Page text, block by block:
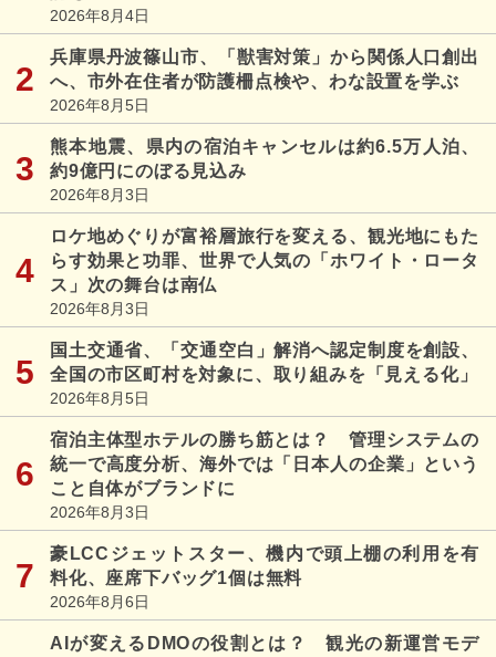
2026年8月4日
兵庫県丹波篠山市、「獣害対策」から関係人口創出
へ、市外在住者が防護柵点検や、わな設置を学ぶ
2026年8月5日
熊本地震、県内の宿泊キャンセルは約6.5万人泊、
約9億円にのぼる見込み
2026年8月3日
ロケ地めぐりが富裕層旅行を変える、観光地にもた
らす効果と功罪、世界で人気の「ホワイト・ロータ
ス」次の舞台は南仏
2026年8月3日
国土交通省、「交通空白」解消へ認定制度を創設、
全国の市区町村を対象に、取り組みを「見える化」
2026年8月5日
宿泊主体型ホテルの勝ち筋とは？ 管理システムの
統一で高度分析、海外では「日本人の企業」という
こと自体がブランドに
2026年8月3日
豪LCCジェットスター、機内で頭上棚の利用を有
料化、座席下バッグ1個は無料
2026年8月6日
AIが変えるDMOの役割とは？ 観光の新運営モデ